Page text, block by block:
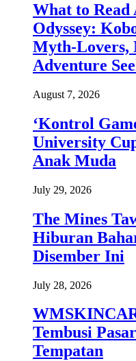
What to
Odyssey:
Myth-Lovers,
Adventure
August 7, 2026
‘Kontrol
University
Anak Muda
July 29, 2026
The Mines
Hiburan
Disember Ini
July 28, 2026
Tembusi
Tempatan